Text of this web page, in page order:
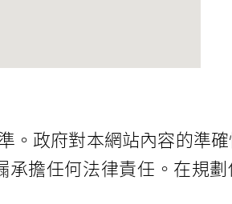
。政府對本網站內容的準
擔任何法律責任。在規